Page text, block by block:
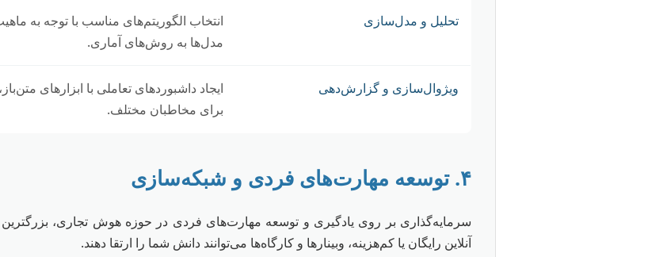
تحلیل و مدل‌سازی
انتخاب الگوریتم‌های مناسب با توجه به
مدل‌ها به روش‌های آماری.
ویژوال‌سازی و گزارش‌دهی
ایجاد داشبوردهای تعاملی با ابزارهای
برای مخاطبان مختلف.
۴. توسعه مهارت‌های فردی و شبکه‌سازی
سرمایه‌گذاری بر روی یادگیری و توسعه مهارت‌های فردی در حوزه هوش تجاری،
آنلاین رایگان یا کم‌هزینه، وبینارها و کارگاه‌ها می‌توانند دانش شما را ارتقا دهند.